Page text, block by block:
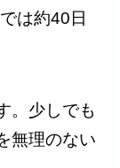
は約40日
。少しでも
無理のない